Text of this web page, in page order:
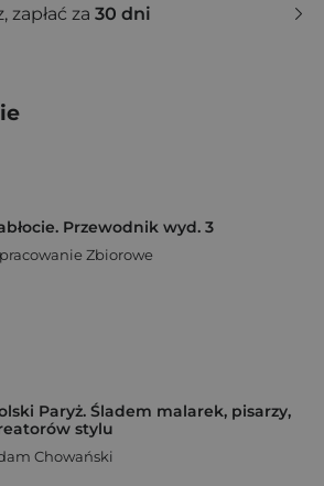
zapłać za 30 dni
Przewodnik wyd. 3
Zbiorowe
Paryż. Śladem malarek, pisarzy,
stylu
Chowański